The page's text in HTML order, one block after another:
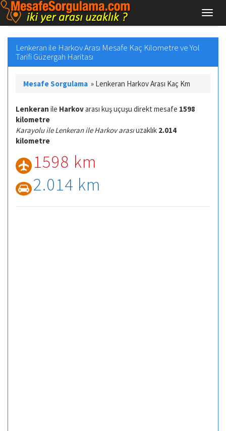
Lenkeran ile Harkov Arası Mesafe Kaç Kilometre ve Yol
Tarifi Güzergah Haritası
Mesafe Sorgulama » Lenkeran Harkov Arası Kaç Km
Lenkeran ile Harkovarası kuş uçuşu direkt mesafe 1598
kilometre
Karayolu ile Lenkeran ile Harkov arasıuzaklık 2.014
kilometre
1598 km
2.014 km